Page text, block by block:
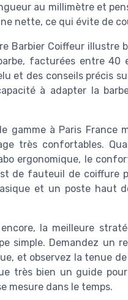
au millimètre et
nette, ce qui évite de
Barbier Coiffeur
facturées entre
et des conseils précis
à adapter la
gamme à Paris
très confortables.
ergonomique, le
de fauteuil de coiffure
et un poste haut
la meilleure
simple. Demandez un
et observez la tenue
très bien un guide
mesure dans le temps.